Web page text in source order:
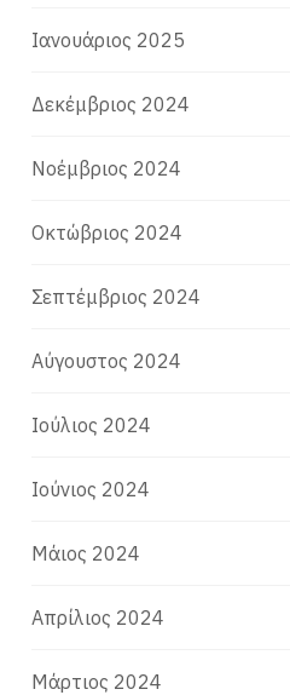
Ιανουάριος 2025
Δεκέμβριος 2024
Νοέμβριος 2024
Οκτώβριος 2024
Σεπτέμβριος 2024
Αύγουστος 2024
Ιούλιος 2024
Ιούνιος 2024
Μάιος 2024
Απρίλιος 2024
Μάρτιος 2024